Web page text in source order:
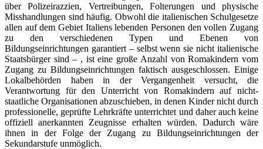
über Polizeirazzien, Vertreibungen, Folterungen und physische
Misshandlungen sind häufig. Obwohl die italienischen Schulgesetze
allen auf dem Gebiet Italiens lebenden Personen den vollen Zugang
zu den verschiedenen Typen und Ebenen von
Bildungseinrichtungen garantiert – selbst wenn sie nicht italienische
Staatsbürger sind – , ist eine große Anzahl von Romakindern vom
Zugang zu Bildungseinrichtungen faktisch ausgeschlossen. Einige
Lokalbehörden haben in der Vergangenheit versucht, die
Verantwortung für den Unterricht von Romakindern auf nicht-
staatliche Organisationen abzuschieben, in denen Kinder nicht durch
professionelle, geprüfte Lehrkräfte unterrichtet und daher auch keine
offiziell anerkannten Zeugnisse erhalten würden. Dadurch wäre
ihnen in der Folge der Zugang zu Bildungseinrichtungen der
Sekundarstufe unmöglich.